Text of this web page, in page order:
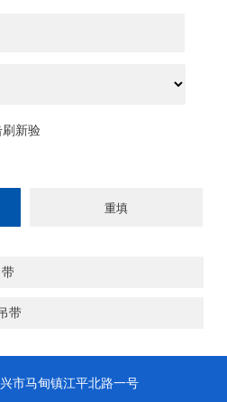
带
市马甸镇江平北路一号